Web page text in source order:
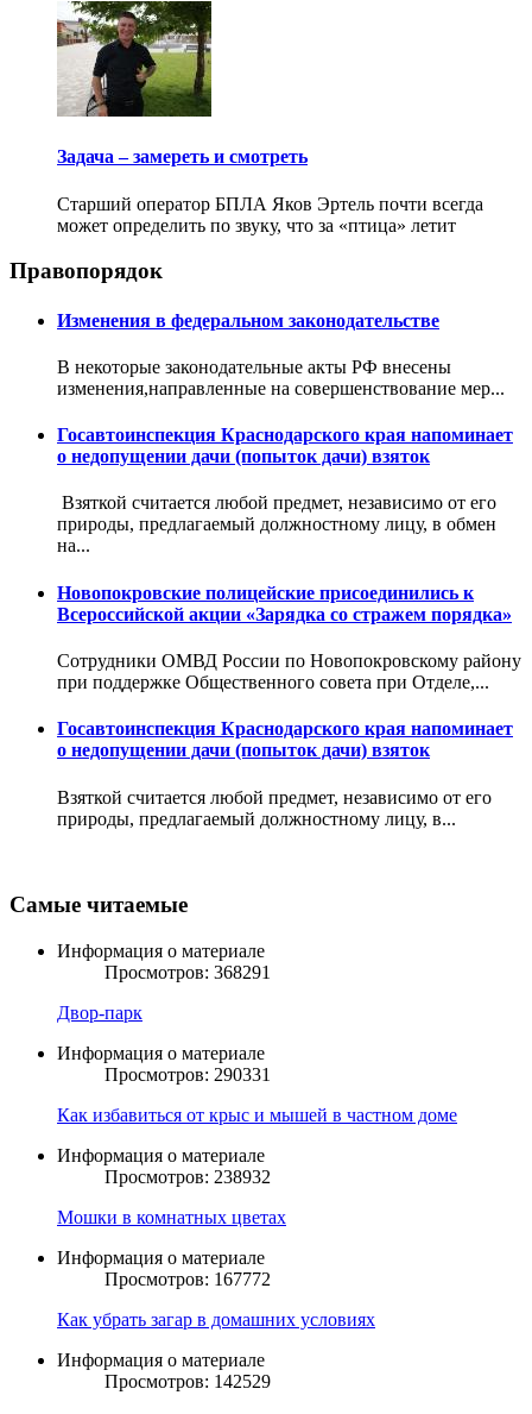
Задача – замереть и смотреть
Старший оператор БПЛА Яков Эртель почти всегда
может определить по звуку, что за «птица» летит
Правопорядок
Изменения в федеральном законодательстве
В некоторые законодательные акты РФ внесены
изменения,направленные на совершенствование мер...
Госавтоинспекция Краснодарского края напоминает
о недопущении дачи (попыток дачи) взяток
Взяткой считается любой предмет, независимо от его
природы, предлагаемый должностному лицу, в обмен
на...
Новопокровские полицейские присоединились к
Всероссийской акции «Зарядка со стражем порядка»
Сотрудники ОМВД России по Новопокровскому району
при поддержке Общественного совета при Отделе,...
Госавтоинспекция Краснодарского края напоминает
о недопущении дачи (попыток дачи) взяток
Взяткой считается любой предмет, независимо от его
природы, предлагаемый должностному лицу, в...
Самые читаемые
Информация о материале
Просмотров: 368291
Двор-парк
Информация о материале
Просмотров: 290331
Как избавиться от крыс и мышей в частном доме
Информация о материале
Просмотров: 238932
Мошки в комнатных цветах
Информация о материале
Просмотров: 167772
Как убрать загар в домашних условиях
Информация о материале
Просмотров: 142529